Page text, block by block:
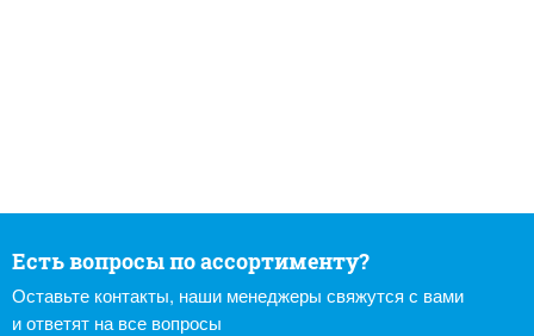
Есть вопросы по ассортименту?
Оставьте контакты, наши менеджеры свяжутся с вами
и ответят на все вопросы